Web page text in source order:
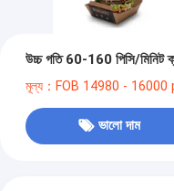
উচ্চ গতি 60-160 পিসি/মিনিট
মূল্য：FOB 14980 -
ভালো দাম